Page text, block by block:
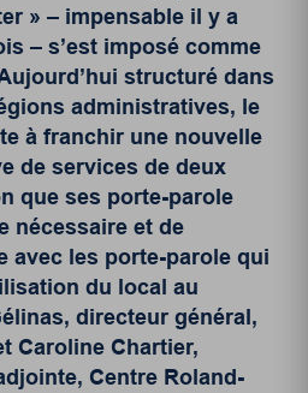
»– impensable il y a
– s’est imposé comme
structuré dans
administratives, le
à franchir une nouvelle
de services de deux
que ses porte-parole
nécessaire et de
avec les porte-parole qui
du local au
directeur général,
Caroline Chartier,
Centre Roland-